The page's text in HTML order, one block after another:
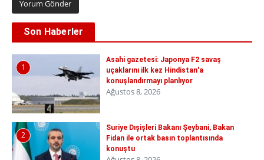
Son Haberler
1
Asahi gazetesi: Japonya F2 savaş
uçaklarını ilk kez Hindistan'a
konuşlandırmayı planlıyor
Ağustos 8, 2026
2
Suriye Dışişleri Bakanı Şeybani, Bakan
Fidan ile ortak basın toplantısında
konuştu